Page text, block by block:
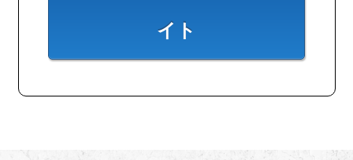
イト